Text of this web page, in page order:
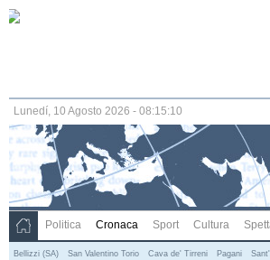
Lunedí, 10 Agosto 2026 - 08:15:10
Politica Cronaca Sport Cultura
Bellizzi (SA) San Valentino Torio Cava de' Tirreni Pagani